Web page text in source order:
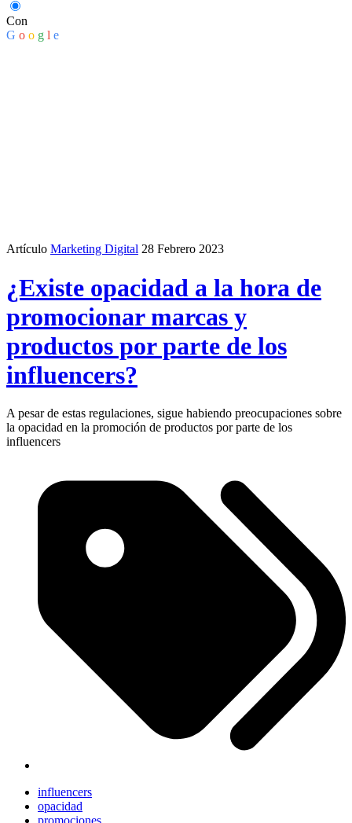
Con
G o o g l e
Artículo Marketing Digital 28 Febrero 2023
¿Existe opacidad a la hora de
promocionar marcas y
productos por parte de los
influencers?
A pesar de estas regulaciones, sigue habiendo preocupaciones sobre
la opacidad en la promoción de productos por parte de los
influencers
influencers
opacidad
promociones